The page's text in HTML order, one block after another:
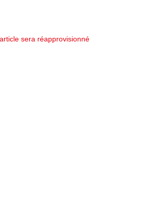
sera réapprovisionné